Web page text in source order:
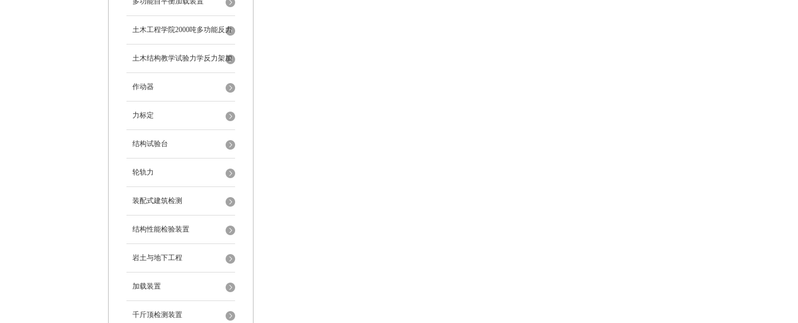
土木工程学院2000吨多功能反力
架
土木结构教学试验力学反力架加
载装置
作动器
力标定
结构试验台
轮轨力
装配式建筑检测
结构性能检验装置
岩土与地下工程
加载装置
千斤顶检测装置